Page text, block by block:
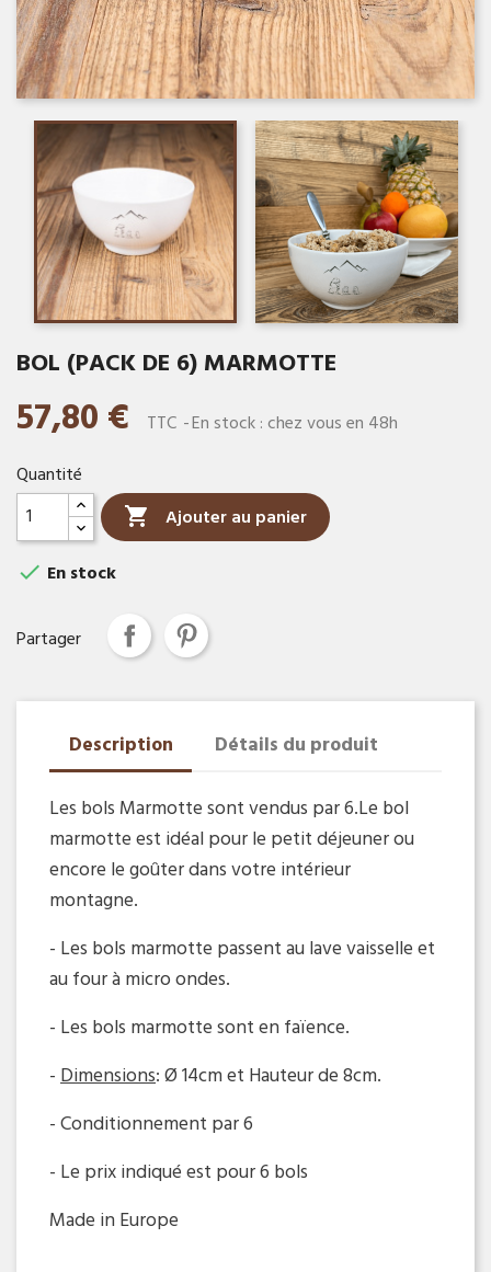
BOL (PACK DE 6) MARMOTTE
57,80 € TTC En stock : chez vous en 48h
Quantité
 Ajouter au panier
 En stock
Partager
Description
Détails du produit
Les bols Marmotte sont vendus par 6.Le bol
marmotte est idéal pour le petit déjeuner ou
encore le goûter dans votre intérieur
montagne.
- Les bols marmotte passent au lave vaisselle et
au four à micro ondes.
- Les bols marmotte sont en faïence.
-Dimensions:Ø14cm et Hauteur de 8cm.
- Conditionnement par 6
- Le prix indiqué est pour 6 bols
Made in Europe